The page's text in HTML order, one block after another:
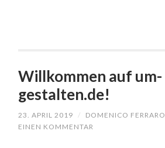
Willkommen auf um-
gestalten.de!
23. APRIL 2019 / DOMENICO FERRARO
EINEN KOMMENTAR